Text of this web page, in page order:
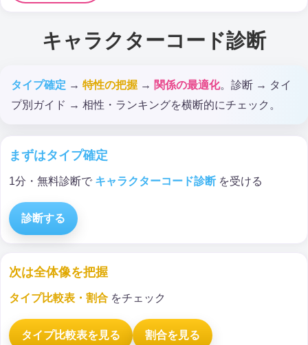
キャラクターコード診断
タイプ確定 → 特性の把握 → 関係の最適化。診断 → タイ
プ別ガイド → 相性・ランキングを横断的にチェック。
まずはタイプ確定
1分・無料診断で キャラクターコード診断 を受ける
診断する
次は全体像を把握
タイプ比較表・割合 をチェック
タイプ比較表を見る 割合を見る